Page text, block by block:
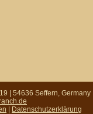
| 54636 Seffern, Germany
Datenschutzerklärung